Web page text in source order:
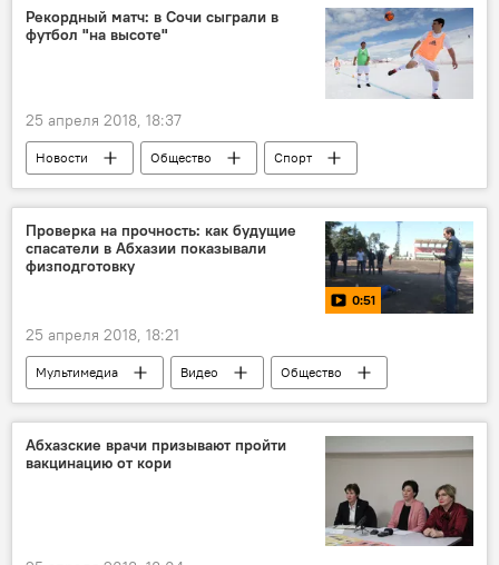
Рекордный матч: в Сочи сыграли в
футбол "на высоте"
25 апреля 2018, 18:37
Новости Общество
Спорт
ФИФА-2018
Проверка на прочность: как будущие
спасатели в Абхазии показывали
физподготовку
0:51
25 апреля 2018, 18:21
Мультимедиа Видео Общество
Абхазские врачи призывают пройти
вакцинацию от кори